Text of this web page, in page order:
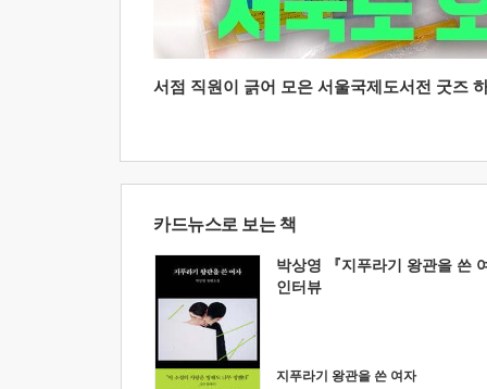
서점 직원이 긁어 모은 서울국제도서전 굿즈
카드뉴스로 보는 책
박상영 『지푸라기 왕관을 쓴
인터뷰
지푸라기 왕관을 쓴 여자